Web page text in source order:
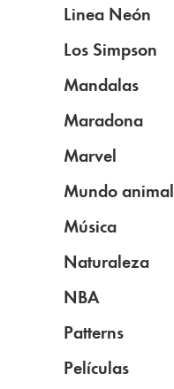
Linea Neón
Los Simpson
Mandalas
Maradona
Marvel
Mundo animal
Música
Naturaleza
NBA
Patterns
Películas